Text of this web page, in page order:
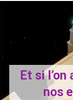
Et si
nos